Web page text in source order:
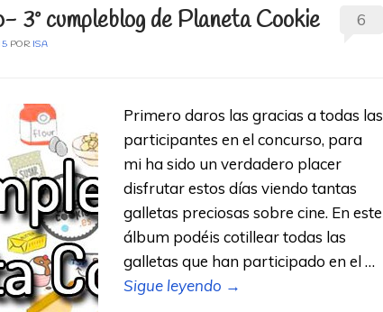
3º cumpleblog de Planeta Cookie
POR ISA
6
Primero daros las gracias a todas las
participantes en el concurso, para
mi ha sido un verdadero placer
disfrutar estos días viendo tantas
galletas preciosas sobre cine. En este
álbum podéis cotillear todas las
galletas que han participado en el …
Sigue leyendo →